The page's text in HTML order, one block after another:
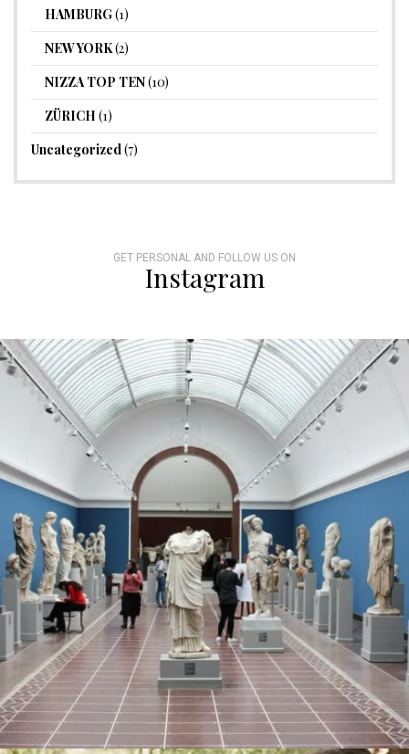
HAMBURG(1)
NEW YORK(2)
NIZZA TOP TEN(10)
ZÜRICH (1)
Uncategorized(7)
GET PERSONAL AND FOLLOW US ON
Instagram